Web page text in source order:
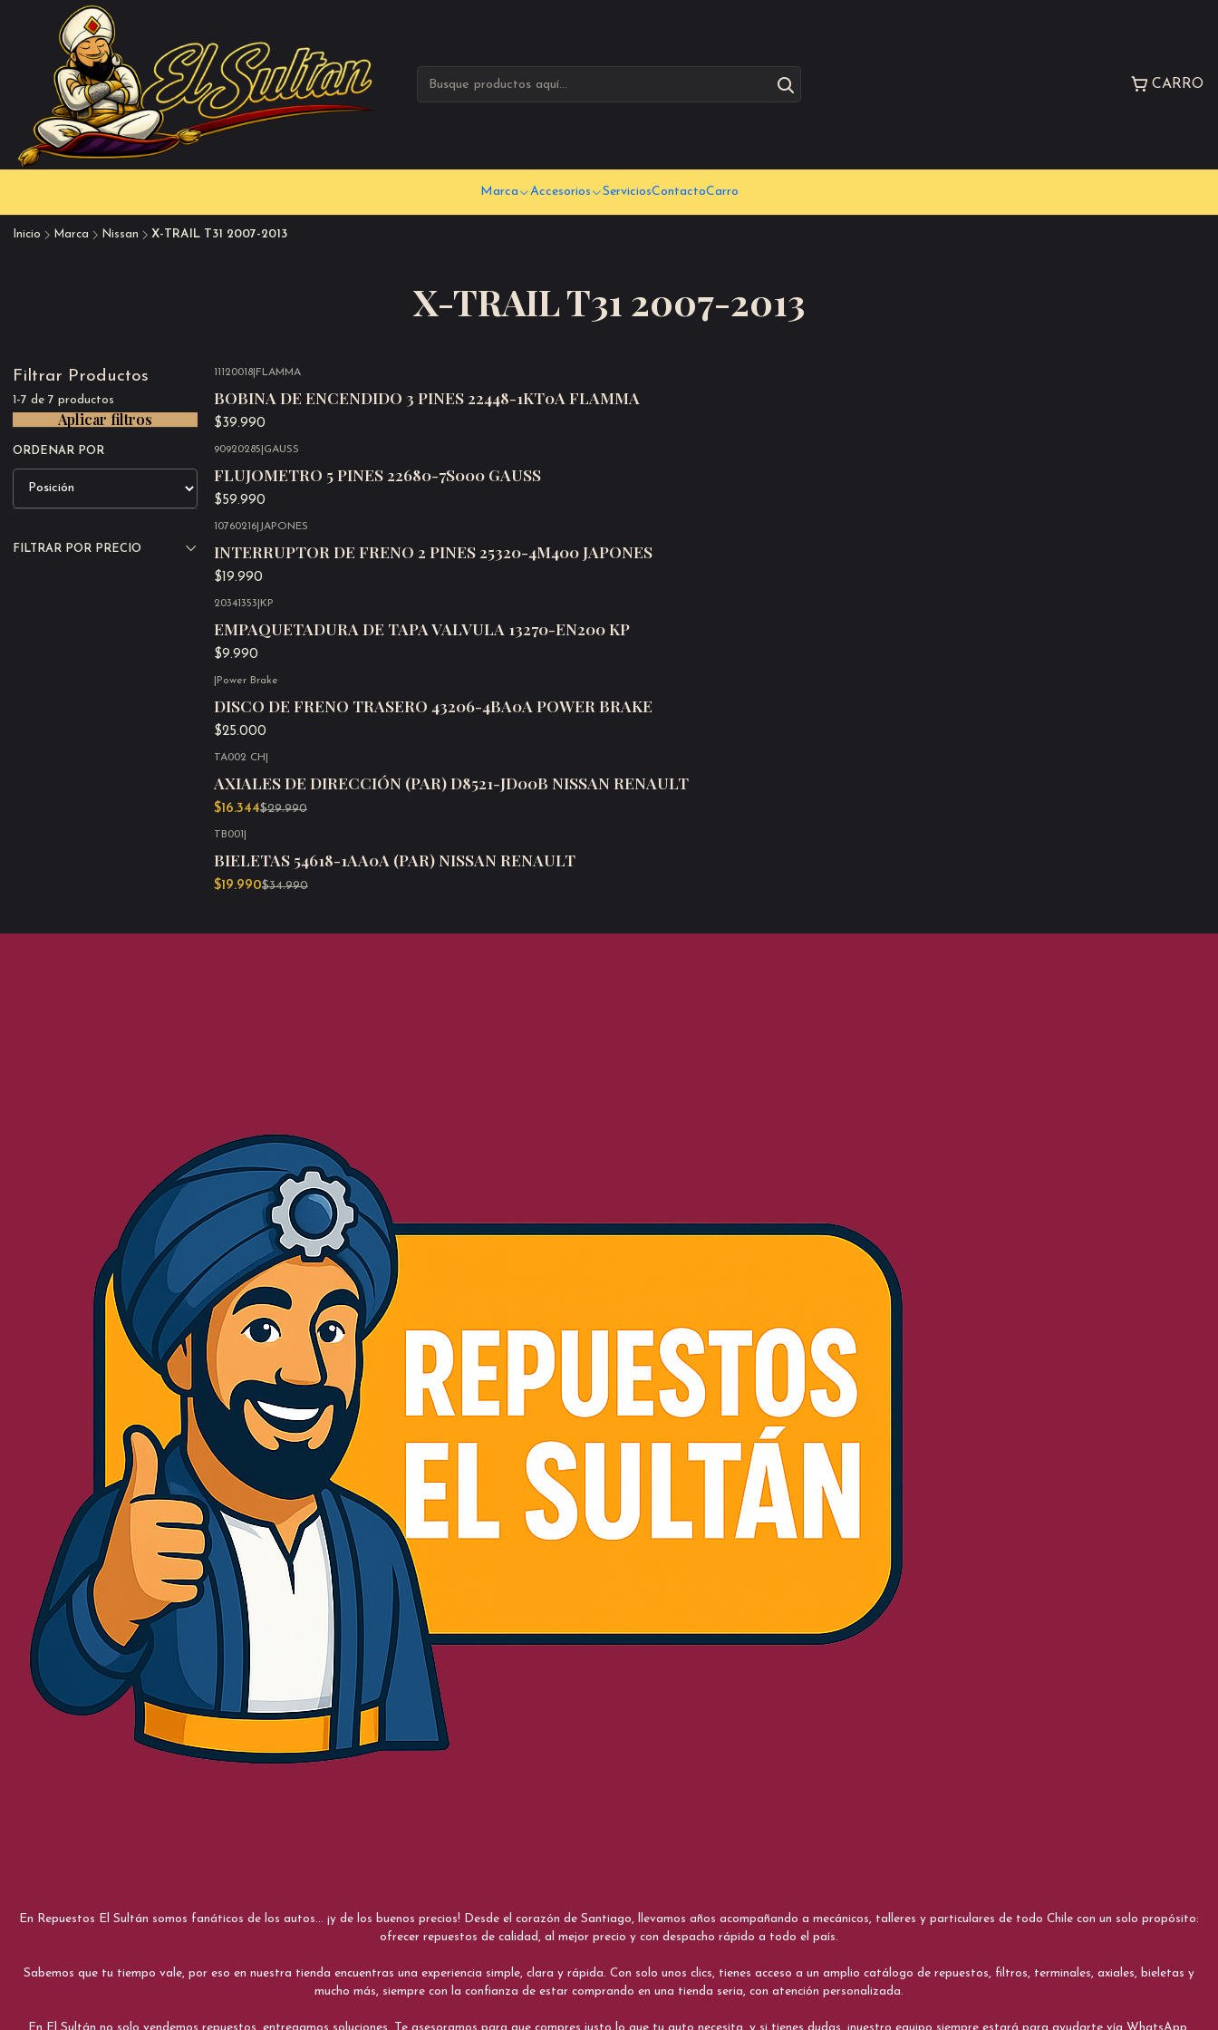
CARRO
Marca Accesorios ServiciosContactoCarro
Inicio Marca Nissan X-TRAIL T31 2007-2013
X-TRAIL T31 2007-2013
Filtrar Productos
1-7 de 7 productos
Aplicar filtros
ORDENAR POR
FILTRAR POR PRECIO
11120018 FLAMMA
BOBINA DE ENCENDIDO 3 PINES 22448-1KT0A FLAMMA
$39.990
90920285 GAUSS
FLUJOMETRO 5 PINES 22680-7S000 GAUSS
$59.990
10760216 JAPONES
INTERRUPTOR DE FRENO 2 PINES 25320-4M400 JAPONES
$19.990
20341353 KP
EMPAQUETADURA DE TAPA VALVULA 13270-EN200 KP
$9.990
Power Brake
DISCO DE FRENO TRASERO 43206-4BA0A POWER BRAKE
$25.000
TA002 CH
AXIALES DE DIRECCIÓN (PAR) D8521-JD00B NISSAN RENAULT
$16.344$29.990
TB001
BIELETAS 54618-1AA0A (PAR) NISSAN RENAULT
$19.990$34.990
En Repuestos El Sultán somos fanáticos de los autos... ¡y de los buenos precios! Desde el corazón de Santiago, llevamos años acompañando a mecánicos, talleres y particulares de todo Chile con un solo propósito:
ofrecer repuestos de calidad, al mejor precio y con despacho rápido a todo el país.
Sabemos que tu tiempo vale, por eso en nuestra tienda encuentras una experiencia simple, clara y rápida. Con solo unos clics, tienes acceso a un amplio catálogo de repuestos, filtros, terminales, axiales, bieletas y
mucho más, siempre con la confianza de estar comprando en una tienda seria, con atención personalizada.